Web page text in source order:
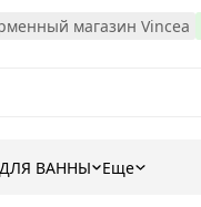
магазин Vincea
ВАННЫ Еще